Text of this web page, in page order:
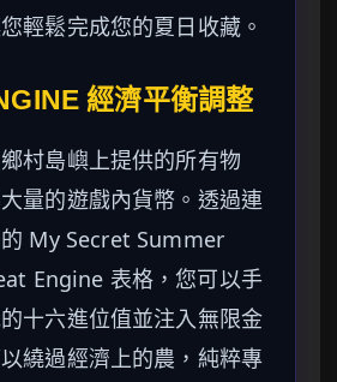
輕鬆完成您的夏日收藏。
經濟平衡調整
村島嶼上提供的所有物
量的遊戲內貨幣。透過連
My Secret Summer
Engine 表格，您可以手
十六進位值並注入無限金
繞過經濟上的農，純粹專